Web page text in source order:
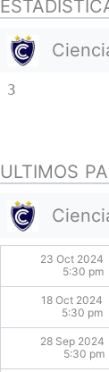
3
ULTIMOS
23 Oct 2024
5:30 pm
18 Oct 2024
5:30 pm
28 Sep 2024
5:30 pm